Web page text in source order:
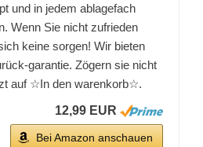
und in jedem ablagefach
Wenn Sie nicht zufrieden
keine sorgen! Wir bieten
garantie. Zögern sie nicht
auf ☆In den warenkorb☆.
12,99 EUR
Bei Amazon anschauen